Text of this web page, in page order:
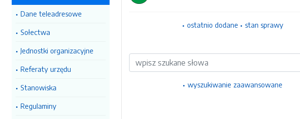
Dane teleadresowe
Sołectwa
Jednostki organizacyjne
Referaty urzędu
Stanowiska
Regulaminy
ostatnio dodane stan sprawy
Wyszukiwarka
wyszukiwanie zaawansowane